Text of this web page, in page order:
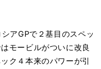
アGPで２基目のスペッ
モービルがついに改良
ク４本来のパワーが引